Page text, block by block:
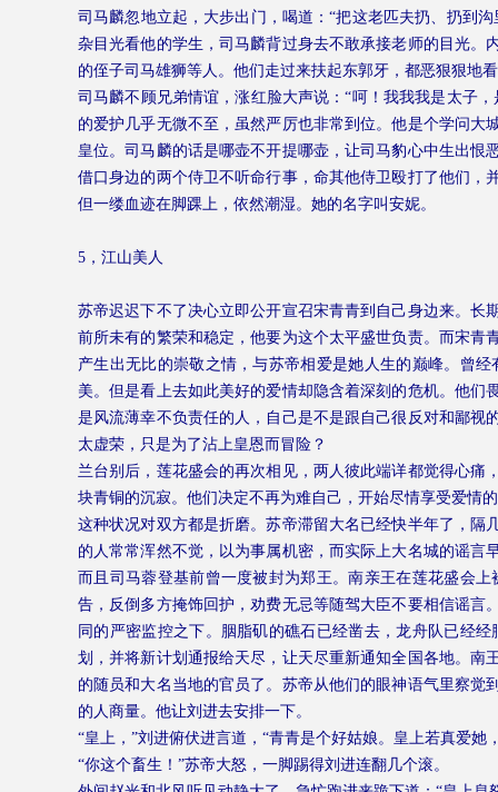
司马麟忽地立起，大步出门，喝道：“把这老匹夫扔、扔到
杂目光看他的学生，司马麟背过身去不敢承接老师的目光
的侄子司马雄狮等人。他们走过来扶起东郭牙，都恶狠狠地
司马麟不顾兄弟情谊，涨红脸大声说：“呵！我我我是太子
的爱护几乎无微不至，虽然严厉也非常到位。他是个学问
皇位。司马麟的话是哪壶不开提哪壶，让司马豹心中生出
借口身边的两个侍卫不听命行事，命其他侍卫殴打了他们
但一缕血迹在脚踝上，依然潮湿。她的名字叫安妮。
5 ，江山美人
苏帝迟迟下不了决心立即公开宣召宋青青到自己身边来。
前所未有的繁荣和稳定，他要为这个太平盛世负责。而宋
产生出无比的崇敬之情，与苏帝相爱是她人生的巅峰。曾
美。但是看上去如此美好的爱情却隐含着深刻的危机。他
是风流薄幸不负责任的人，自己是不是跟自己很反对和鄙
太虚荣，只是为了沾上皇恩而冒险？
兰台别后，莲花盛会的再次相见，两人彼此端详都觉得心
块青铜的沉寂。他们决定不再为难自己，开始尽情享受爱情
这种状况对双方都是折磨。苏帝滞留大名已经快半年了，
的人常常浑然不觉，以为事属机密，而实际上大名城的谣
而且司马蓉登基前曾一度被封为郑王。南亲王在莲花盛会
告，反倒多方掩饰回护，劝费无忌等随驾大臣不要相信谣
同的严密监控之下。胭脂矶的礁石已经凿去，龙舟队已经
划，并将新计划通报给天尽，让天尽重新通知全国各地。
的随员和大名当地的官员了。苏帝从他们的眼神语气里察
的人商量。他让刘进去安排一下。
“皇上，”刘进俯伏进言道，“青青是个好姑娘。皇上若真爱
“你这个畜生！”苏帝大怒，一脚踢得刘进连翻几个滚。